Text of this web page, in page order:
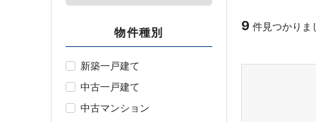
物件種別
新築一戸建て
中古一戸建て
中古マンション
9 件見つかり